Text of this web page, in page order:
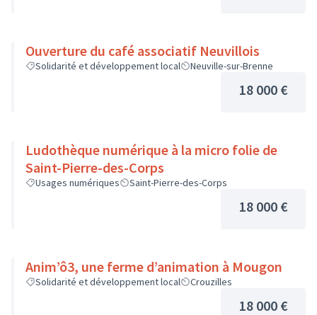
Ouverture du café associatif Neuvillois
Solidarité et développement local Neuville-sur-Brenne
18 000 €
Ludothèque numérique à la micro folie de
Saint-Pierre-des-Corps
Usages numériques Saint-Pierre-des-Corps
18 000 €
Anim’ô3, une ferme d’animation à Mougon
Solidarité et développement local Crouzilles
18 000 €